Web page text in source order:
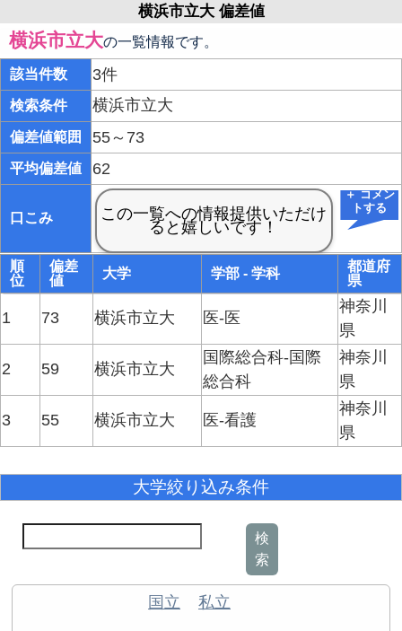
横浜市立大 偏差値
横浜市立大の一覧情報です。
該当件数 3件
検索条件 横浜市立大
偏差値範囲 55～73
平均偏差値 62
口こみ
＋ コメン
トする
順
位
偏差
値
大学 学部 - 学科
都道府
県
1 73 横浜市立大 医-医
神奈川
県
2 59 横浜市立大
国際総合科-国際
総合科
神奈川
県
3 55 横浜市立大 医-看護
神奈川
県
大学絞り込み条件
検
索
国立 私立